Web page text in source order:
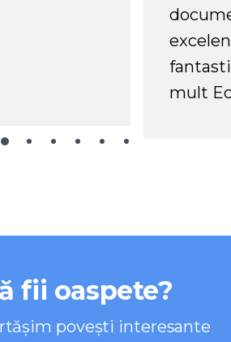
mult
fii oaspete?
povești interesante